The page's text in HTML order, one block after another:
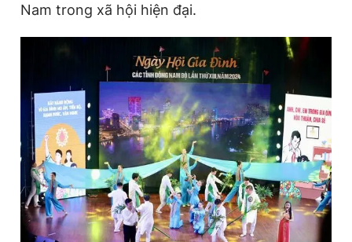
Nam trong xã hội hiện đại.